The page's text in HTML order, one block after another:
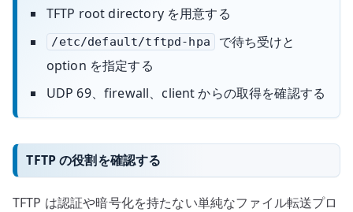
TFTP root directory を用意する
/etc/default/tftpd-hpa
で待ち受けと
option を指定する
UDP 69、firewall、client からの取得を確認する
TFTP の役割を確認する
TFTP は認証や暗号化を持たない単純なファイル転送プロ